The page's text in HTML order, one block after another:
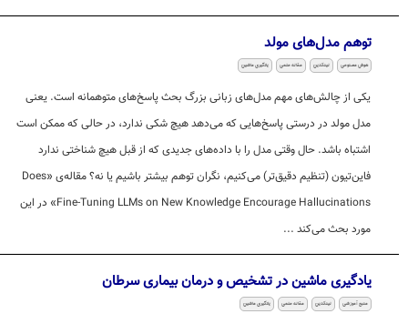
توهم مدل‌های مولد
هوش مصنوعی لینکدین مقاله علمی یادگیری ماشین
یکی از چالش‌های مهم مدل‌های زبانی بزرگ بحث پاسخ‌های متوهمانه‌ است. یعنی
مدل مولد در درستی پاسخ‌هایی که می‌دهد هیچ شکی ندارد، در حالی که ممکن است
اشتباه باشد. حال وقتی مدل را با داده‌های جدیدی که از قبل هیچ شناختی ندارد
فاین‌تیون (تنظیم دقیق‌تر) می‌کنیم، نگران توهم بیشتر باشیم یا نه؟ مقاله‌ی «Does
Fine-Tuning LLMs on New Knowledge Encourage Hallucinations» در این
مورد بحث می‌کند ...
یادگیری ماشین در تشخیص و درمان بیماری سرطان
منبع آموزشی لینکدین مقاله علمی یادگیری ماشین